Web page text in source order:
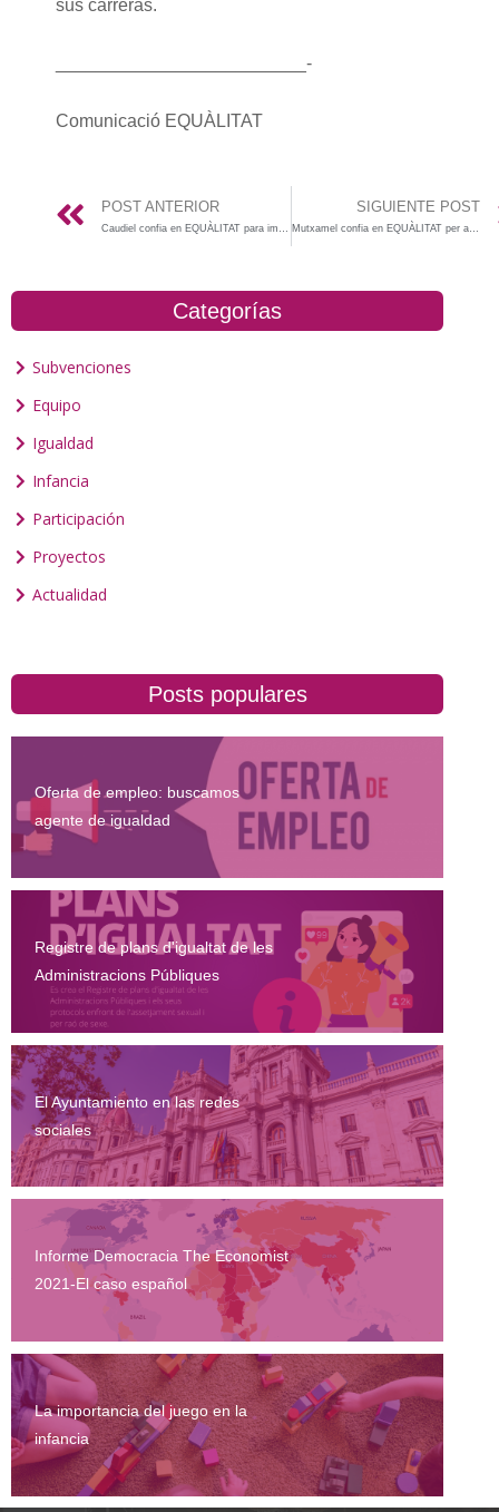
sus carreras.
_________________________-
Comunicació EQUÀLITAT
POST ANTERIOR
Caudiel confia en EQUÀLITAT para implemetar su Plan Municipal de Infancia y Adolescencia
SIGUIENTE POST
Mutxamel confia en EQUÀLITAT per a l’avaluació del seu Pla intern d’Igualtat
Categorías
Subvenciones
Equipo
Igualdad
Infancia
Participación
Proyectos
Actualidad
Posts populares
Oferta de empleo: buscamos
agente de igualdad
Registre de plans d'igualtat de les
Administracions Públiques
El Ayuntamiento en las redes
sociales
Informe Democracia The Economist
2021-El caso español
La importancia del juego en la
infancia